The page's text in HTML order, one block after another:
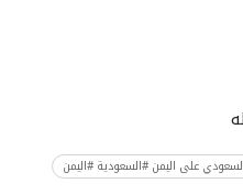
على اليمن #السعودية #اليمن